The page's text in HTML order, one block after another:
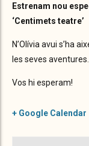
Estrenam nou
‘Centimets teatre’
N’Olívia avui s’ha
les seves aventures…
Vos hi esperam!
+ Google Calendar